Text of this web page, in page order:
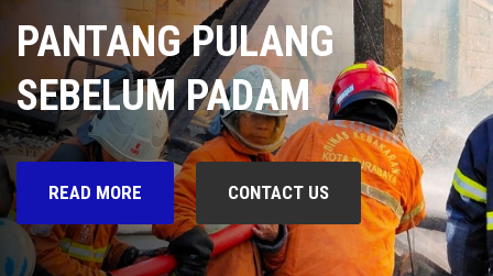
PANTANG PULANG
SEBELUM PADAM
READ MORE CONTACT US